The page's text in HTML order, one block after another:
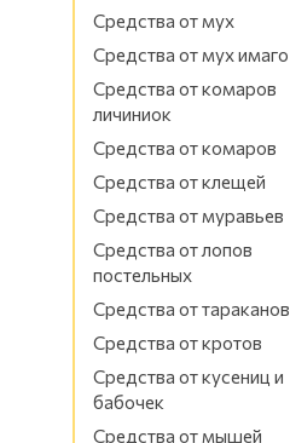
Средства от мух
Средства от мух имаго
Средства от комаров
личиниок
Средства от комаров
Средства от клещей
Средства от муравьев
Средства от лопов
постельных
Средства от тараканов
Средства от кротов
Средства от кусениц и
бабочек
Средства от мышей